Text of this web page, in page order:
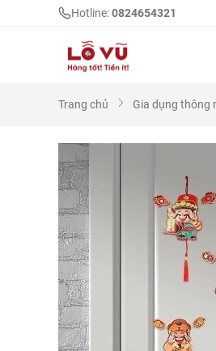
Hotline:0824654321
Trang chủ Gia dụng thông